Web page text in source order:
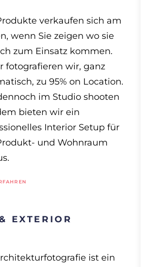
verkaufen sich am
wenn Sie zeigen wo sie
zum Einsatz kommen.
fotografieren wir, ganz
zu 95% on Location.
im Studio shooten
bieten wir ein
Interior Setup für
und Wohnraum
EXTERIOR
ist ein